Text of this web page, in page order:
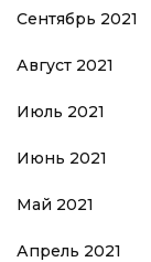
Сентябрь 2021
Август 2021
Июль 2021
Июнь 2021
Май 2021
Апрель 2021